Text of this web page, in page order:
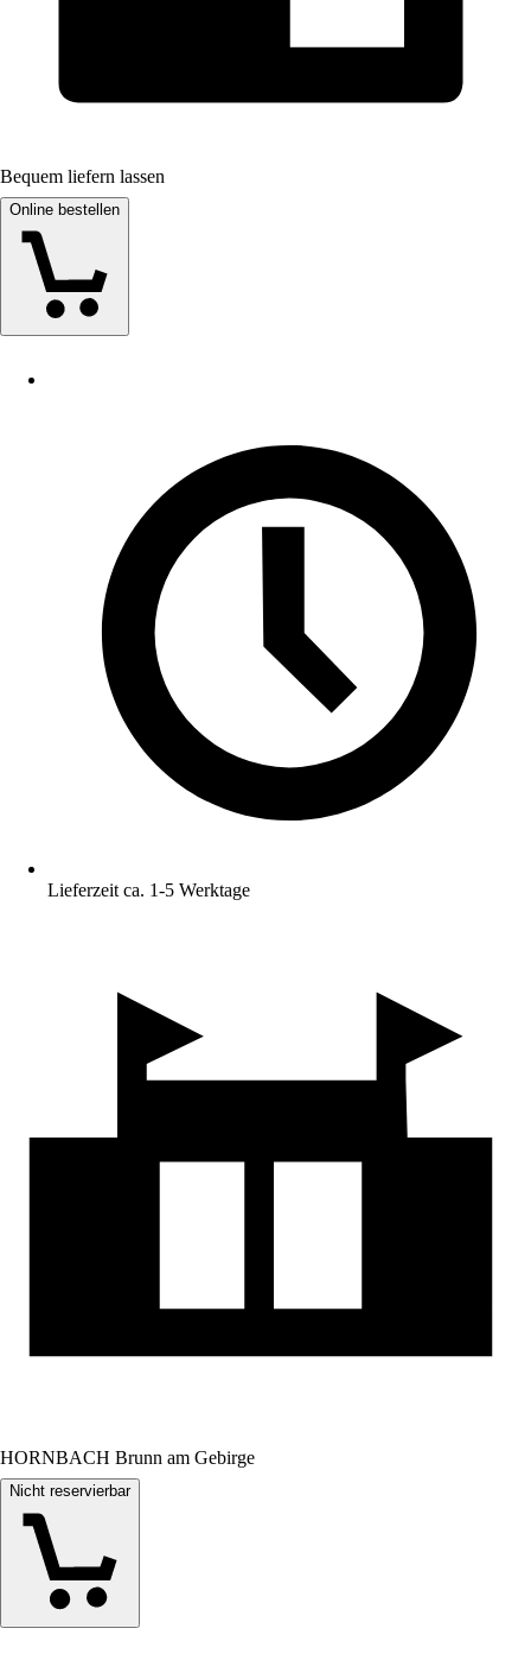
Bequem liefern lassen
Online bestellen
Lieferzeit ca. 1-5 Werktage
HORNBACH Brunn am Gebirge
Nicht reservierbar